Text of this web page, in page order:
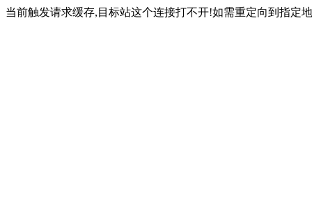
当前触发请求缓存,目标站这个连接打不开!如需重定向到指定